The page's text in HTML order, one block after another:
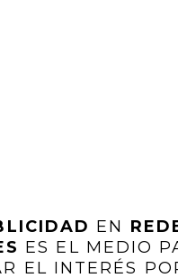
EN
ES EL MEDIO
EL INTERÉS